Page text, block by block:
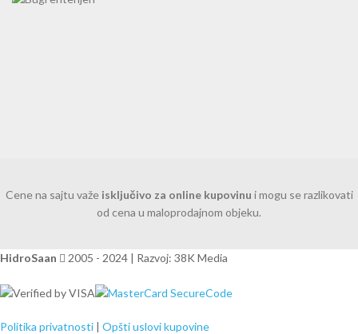
Cene na sajtu važe isključivo za online kupovinu i mogu se razlikovati
od cena u maloprodajnom objeku.
HidroSaan 2005 - 2024 | Razvoj: 38K Media
Politika privatnosti | Opšti uslovi kupovine